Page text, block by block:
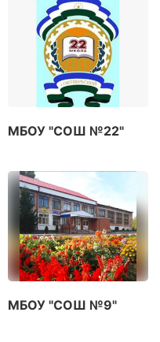
МБОУ "СОШ №22"
МБОУ "СОШ №9"